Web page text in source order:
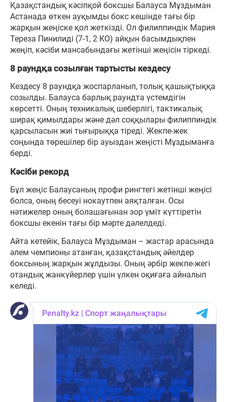
Қазақстандық кәсіпқой боксшы Балауса Мұздыман
Астанада өткен ауқымды бокс кешінде тағы бір
жарқын жеңіске қол жеткізді. Ол филиппиндік Мария
Тереза Пинилиді (7-1, 2 КО) айқын басымдықпен
жеңіп, кәсіби мансабындағы жетінші жеңісін тіркеді.
8 раундқа созылған тартысты кездесу
Кездесу 8 раундқа жоспарланып, толық қашықтыққа
созылды. Балауса барлық раундта үстемдігін
көрсетті. Оның техникалық шеберлігі, тактикалық
ширақ қимылдары және дәл соққылары филиппиндік
қарсыласын жиі тығырыққа тіреді. Жекпе-жек
соңында төрешілер бір ауыздан жеңісті Мұздыманға
берді.
Кәсіби рекорд
Бұл жеңіс Балаусаның профи рингтегі жетінші жеңісі
болса, оның бесеуі нокаутпен аяқталған. Осы
нәтижелер оның болашағынан зор үміт күттіретін
боксшы екенін тағы бір мәрте дәлелдеді.
Айта кетейік, Балауса Мұздыман – жастар арасында
әлем чемпионы атанған, қазақстандық әйелдер
боксының жарқын жұлдызы. Оның әрбір жекпе-жегі
отандық жанкүйерлер үшін үлкен оқиғаға айналып
келеді.